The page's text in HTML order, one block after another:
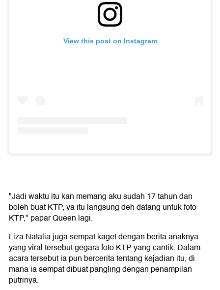
View this post on Instagram
"Jadi waktu itu kan memang aku sudah 17 tahun dan
boleh buat KTP, ya itu langsung deh datang untuk foto
KTP," papar Queen lagi.
Liza Natalia juga sempat kaget dengan berita anaknya
yang viral tersebut gegara foto KTP yang cantik. Dalam
acara tersebut ia pun bercerita tentang kejadian itu, di
mana ia sempat dibuat pangling dengan penampilan
putrinya.